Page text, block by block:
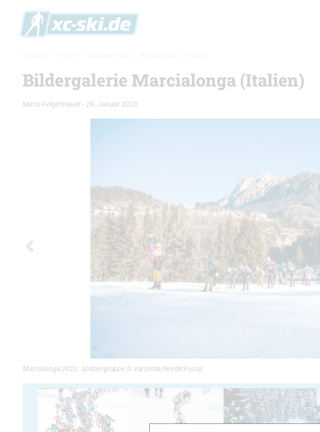
Bildergalerie Marcialonga (Italien)
Mario Felgenhauer - 29. Januar 2023
Marcialonga 2023: Spitzengruppe © Vanzetta/NordicFocus